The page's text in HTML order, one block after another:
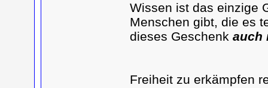
Wissen ist das einzige
Menschen gibt, die es
dieses Geschenk auch
Freiheit zu erkämpfen